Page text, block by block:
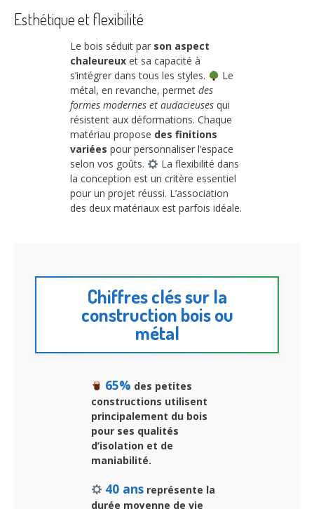
Esthétique et flexibilité
Le bois séduit par son aspect
chaleureux et sa capacité à
s’intégrer dans tous les styles.
Le
métal, en revanche, permet des
formes modernes et audacieuses qui
résistent aux déformations. Chaque
matériau propose des finitions
variées pour personnaliser l’espace
selon vos goûts.
La flexibilité dans
la conception est un critère essentiel
pour un projet réussi. L’association
des deux matériaux est parfois idéale.
Chiffres clés sur la
construction bois ou
métal
65% des petites
constructions utilisent
principalement du bois
pour ses qualités
d’isolation et de
maniabilité.
40 ansreprésente la
durée moyenne de vie